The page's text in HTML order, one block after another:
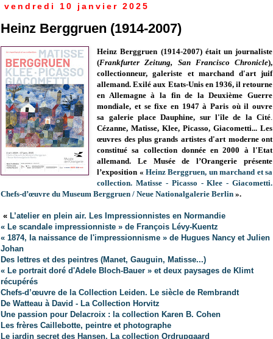
vendredi 10 janvier 2025
Heinz Berggruen (1914-2007)
Heinz Berggruen (1914-2007) était un journaliste
(Frankfurter Zeitung, San Francisco Chronicle),
collectionneur, galeriste et marchand d'art juif
allemand. Exilé aux Etats-Unis en 1936, il retourne
en Allemagne à la fin de la Deuxième Guerre
mondiale, et se fixe en 1947 à Paris où il ouvre
sa galerie place Dauphine, sur l'île de la Cité.
Cézanne, Matisse, Klee, Picasso, Giacometti... Les
œuvres des plus grands artistes d'art moderne ont
constitué sa collection donnée en 2000 à l'Etat
allemand.
Le Musée de l’Orangerie présente
l’exposition « Heinz Berggruen, un marchand et sa
collection. Matisse - Picasso - Klee - Giacometti.
Chefs-d’œuvre du Museum Berggruen / Neue Nationalgalerie Berlin ».
« L’atelier en plein air. Les Impressionnistes en Normandie
« Le scandale impressionniste » de François Lévy-Kuentz
« 1874, la naissance de l'impressionnisme » de Hugues Nancy et Julien
Johan
Des lettres et des peintres (Manet, Gauguin, Matisse...)
« Le portrait doré d'Adele Bloch-Bauer » et deux paysages de Klimt
récupérés
Chefs-d’œuvre de la Collection Leiden. Le siècle de Rembrandt
De Watteau à David - La Collection Horvitz
Une passion pour Delacroix : la collection Karen B. Cohen
Les frères Caillebotte, peintre et photographe
Le jardin secret des Hansen. La collection Ordrupgaard